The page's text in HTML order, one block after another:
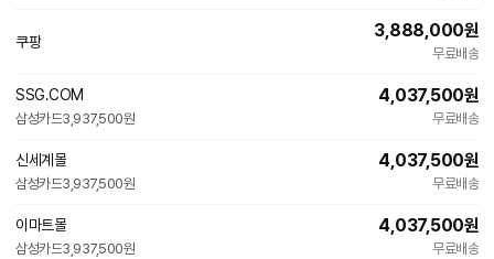
쿠팡
3,888,000원
무료배송
SSG.COM
삼성카드3,937,500원
4,037,500원
무료배송
신세계몰
삼성카드3,937,500원
4,037,500원
무료배송
이마트몰
삼성카드3,937,500원
4,037,500원
무료배송